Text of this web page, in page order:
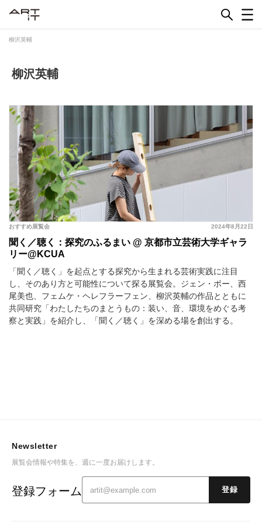
柳沢英輔
柳沢英輔
2024年8月22日
おすすめ展覧会
聞く／聴く：探究のふるまい @ 京都市立芸術大学ギャラ
リー@KCUA
「聞く／聴く」を起点とする探究から生まれる芸術実践に注目
し、そのあり方と可能性について探る展覧会。ジェン・ボー、西
尾美也、フェムケ・ヘレフラーフェン、柳沢英輔の作品とともに
共同研究「わたしたちのまとうもの：装い、音、環境をめぐる考
察と実践」を紹介し、「聞く／聴く」を深める場を創出する。
Newsletter
展覧会情報や特集を、週に一度お届けします。
登録フォーム 登録